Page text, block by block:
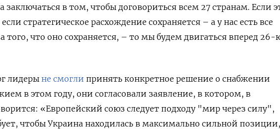
заключаться в том, чтобы договориться всем 27 странам. Если
стратегическое расхождение сохраняется – а у нас есть все
того, что оно сохраняется, – то мы будем двигаться вперед 26-
лидерыне смогли принять конкретное решение о снабжении
в этом году, они согласовали заявление, в котором, в
«Европейский союз следует подходу "мир через силу",
чтобы Украина находилась в максимально сильной позиции,